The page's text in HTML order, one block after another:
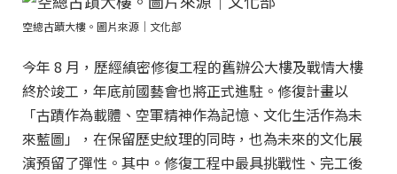
空總古蹟大樓。圖片來源｜文化部
今年 8 月，歷經縝密修復工程的舊辦公大樓及戰情大樓
終於竣工，年底前國藝會也將正式進駐。修復計畫以
「古蹟作為載體、空軍精神作為記憶、文化生活作為未
來藍圖」，在保留歷史紋理的同時，也為未來的文化展
演預留了彈性。其中。修復工程中最具挑戰性、完工後